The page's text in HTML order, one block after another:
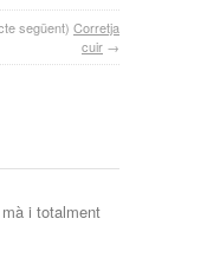
següent) Corretja
cuir →
i totalment